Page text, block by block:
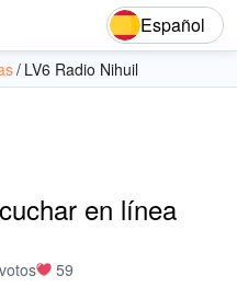
Español
LV6 Radio Nihuil
en línea
59